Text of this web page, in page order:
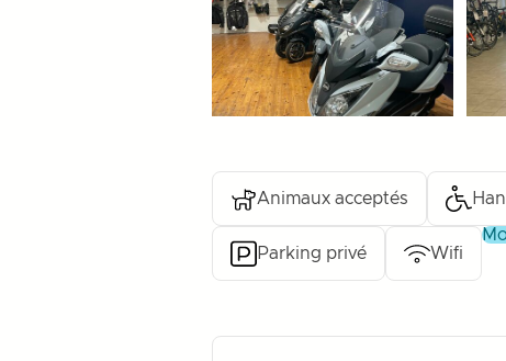
Animaux acceptés
Parking privé Wifi